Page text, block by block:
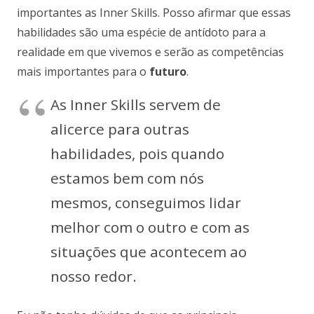
importantes as Inner Skills. Posso afirmar que essas
habilidades são uma espécie de antídoto para a
realidade em que vivemos e serão as competências
mais importantes para o futuro.
As Inner Skills servem de
alicerce para outras
habilidades, pois quando
estamos bem com nós
mesmos, conseguimos lidar
melhor com o outro e com as
situações que acontecem ao
nosso redor.